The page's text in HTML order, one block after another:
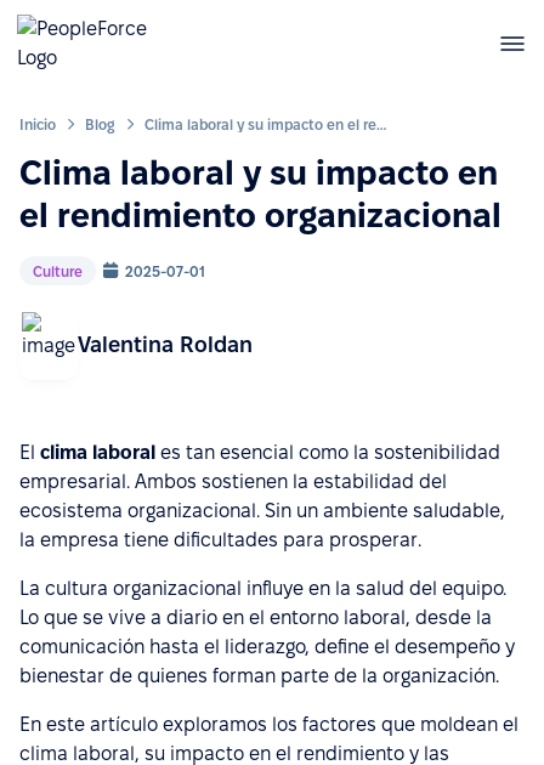
Inicio Blog Clima laboral y su impacto en el rendimiento organizacional
Clima laboral y su impacto en
el rendimiento organizacional
Culture 2025-07-01
Valentina Roldan
El clima laboral es tan esencial como la sostenibilidad
empresarial. Ambos sostienen la estabilidad del
ecosistema organizacional. Sin un ambiente saludable,
la empresa tiene dificultades para prosperar.
La cultura organizacional influye en la salud del equipo.
Lo que se vive a diario en el entorno laboral, desde la
comunicación hasta el liderazgo, define el desempeño y
bienestar de quienes forman parte de la organización.
En este artículo exploramos los factores que moldean el
clima laboral, su impacto en el rendimiento y las